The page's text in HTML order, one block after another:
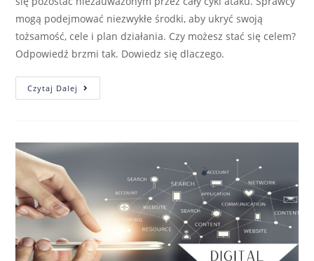
mogą podejmować niezwykłe środki, aby ukryć swoją
tożsamość, cele i plan działania. Czy możesz stać się celem?
Odpowiedź brzmi tak. Dowiedz się dlaczego.
Czytaj Dalej